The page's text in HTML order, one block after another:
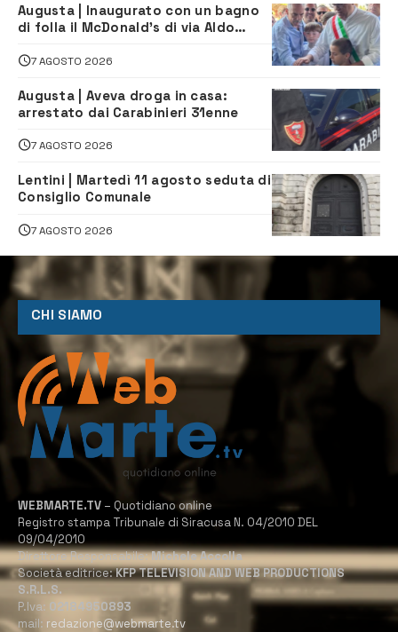
Augusta | Inaugurato con un bagno
di folla il McDonald’s di via Aldo
7 AGOSTO 2026
Augusta | Aveva droga in casa:
arrestato dai Carabinieri 31enne
7 AGOSTO 2026
Lentini | Martedì 11 agosto seduta di
Consiglio Comunale
7 AGOSTO 2026
CHI SIAMO
WEBMARTE.TV – Quotidiano online
Registro stampa Tribunale di Siracusa N. 04/2010 DEL
09/04/2010
Direttore Responsabile:Michele Accolla
Società editrice:KFP TELEVISION AND WEB PRODUCTIONS
S.R.L.S.
P.Iva: 02184950893
mail: redazione@webmarte.tv